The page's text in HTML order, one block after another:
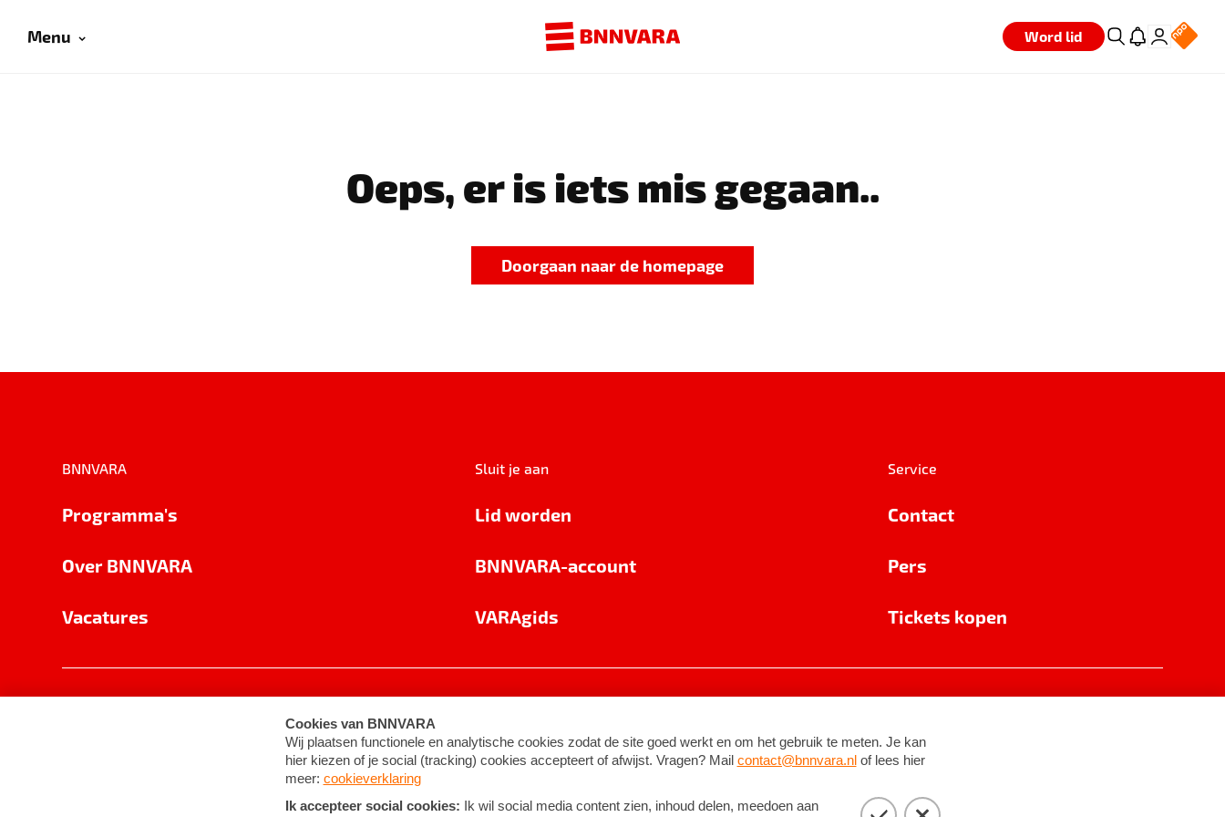
Menu Word lid
Oeps, er is iets mis gegaan..
Doorgaan naar de homepage
BNNVARA
Programma's
Over BNNVARA
Vacatures
Sluit je aan
Lid worden
BNNVARA-account
VARAgids
Service
Contact
Pers
Tickets kopen
Cookie-instellingen Algemene voorwaarden ©2026BNNVARA